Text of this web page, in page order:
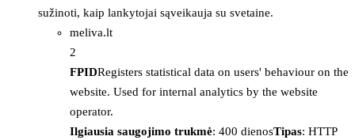
sužinoti, kaip lankytojai sąveikauja su svetaine.
meliva.lt
2
FPIDRegisters statistical data on users' behaviour on the
website. Used for internal analytics by the website
operator.
Ilgiausia saugojimo trukmė: 400 dienosTipas: HTTP